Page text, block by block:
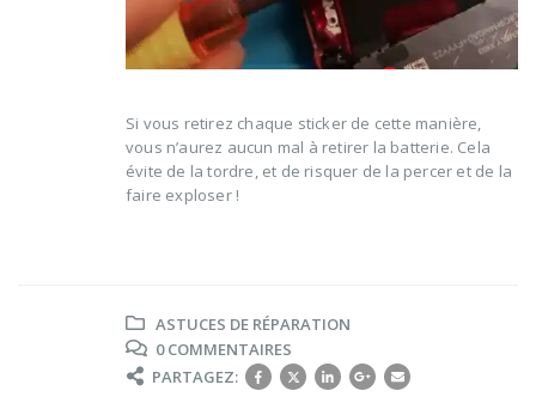
Si vous retirez chaque sticker de cette manière,
vous n’aurez aucun mal à retirer la batterie. Cela
évite de la tordre, et de risquer de la percer et de la
faire exploser !
ASTUCES DE RÉPARATION
0 COMMENTAIRES
PARTAGEZ: